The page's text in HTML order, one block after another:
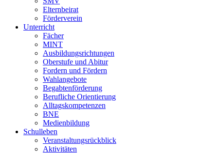
Elternbeirat
Förderverein
Unterricht
Fächer
MINT
Ausbildungsrichtungen
Oberstufe und Abitur
Fordern und Fördern
Wahlangebote
Begabtenförderung
Berufliche Orientierung
Alltagskompetenzen
BNE
Medienbildung
Schulleben
Veranstaltungsrückblick
Aktivitäten